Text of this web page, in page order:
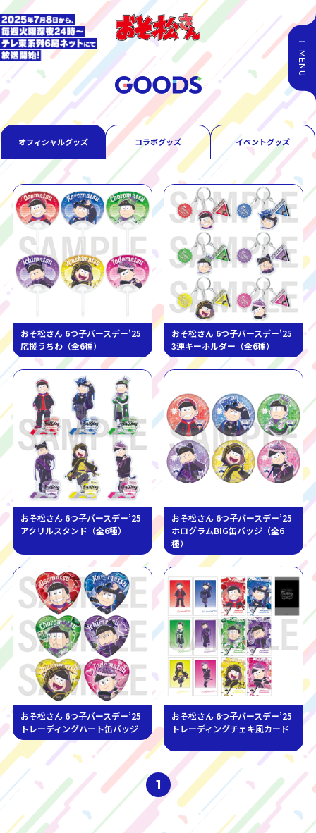
MENU
オフィシャルグッズ コラボグッズ イベントグッズ
おそ松さん 6つ子バースデー’25
応援うちわ（全6種）
おそ松さん 6つ子バースデー’25
3連キーホルダー（全6種）
おそ松さん 6つ子バースデー’25
アクリルスタンド（全6種）
おそ松さん 6つ子バースデー’25
ホログラムBIG缶バッジ（全6
種）
おそ松さん 6つ子バースデー’25
トレーディングハート缶バッジ
おそ松さん 6つ子バースデー’25
トレーディングチェキ風カード
1